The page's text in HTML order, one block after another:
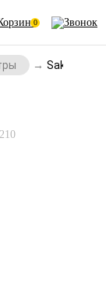
0
Sakura